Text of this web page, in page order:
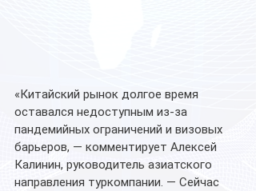
«Китайский рынок долгое время
оставался недоступным из-за
пандемийных ограничений и визовых
барьеров, — комментирует Алексей
Калинин, руководитель азиатского
направления туркомпании. — Сейчас